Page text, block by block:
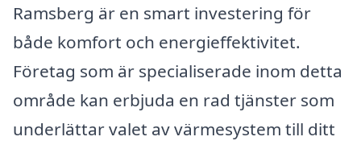
Ramsberg är en smart investering för
både komfort och energieffektivitet.
Företag som är specialiserade inom detta
område kan erbjuda en rad tjänster som
underlättar valet av värmesystem till ditt